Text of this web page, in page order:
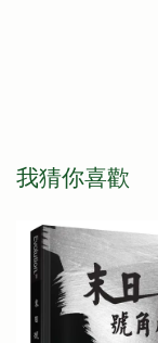
我猜你喜歡